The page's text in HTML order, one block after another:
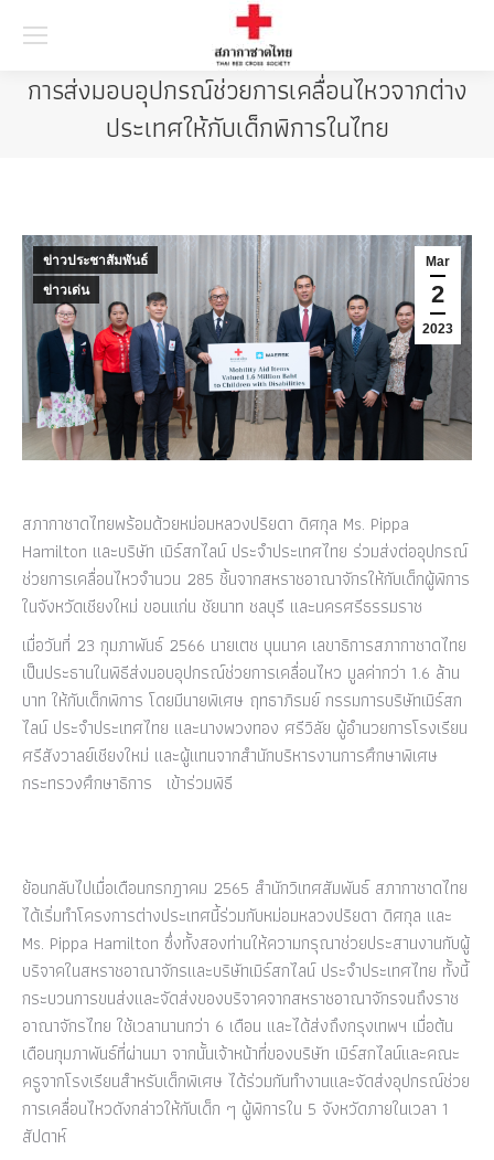
การส่งมอบอุปกรณ์ช่วยการเคลื่อนไหวจากต่าง
ประเทศให้กับเด็กพิการในไทย
Mar
2
2023
ข่าวประชาสัมพันธ์
ข่าวเด่น
สภากาชาดไทยพร้อมด้วยหม่อมหลวงปริยดา ดิศกุล Ms. Pippa
Hamilton และบริษัท เมิร์สกไลน์ ประจำประเทศไทย ร่วมส่งต่ออุปกรณ์
ช่วยการเคลื่อนไหวจำนวน 285 ชิ้นจากสหราชอาณาจักรให้กับเด็กผู้พิการ
ในจังหวัดเชียงใหม่ ขอนแก่น ชัยนาท ชลบุรี และนครศรีธรรมราช
เมื่อวันที่ 23 กุมภาพันธ์ 2566 นายเตช บุนนาค เลขาธิการสภากาชาดไทย
เป็นประธานในพิธีส่งมอบอุปกรณ์ช่วยการเคลื่อนไหว มูลค่ากว่า 1.6 ล้าน
บาท ให้กับเด็กพิการ โดยมีนายพิเศษ ฤทธาภิรมย์ กรรมการบริษัทเมิร์สก
ไลน์ ประจำประเทศไทย และนางพวงทอง ศรีวิลัย ผู้อำนวยการโรงเรียน
ศรีสังวาลย์เชียงใหม่ และผู้แทนจากสำนักบริหารงานการศึกษาพิเศษ
กระทรวงศึกษาธิการ เข้าร่วมพิธี
ย้อนกลับไปเมื่อเดือนกรกฎาคม 2565 สำนักวิเทศสัมพันธ์ สภากาชาดไทย
ได้เริ่มทำโครงการต่างประเทศนี้ร่วมกับหม่อมหลวงปริยดา ดิศกุล และ
Ms. Pippa Hamilton ซึ่งทั้งสองท่านให้ความกรุณาช่วยประสานงานกับผู้
บริจาคในสหราชอาณาจักรและบริษัทเมิร์สกไลน์ ประจำประเทศไทย ทั้งนี้
กระบวนการขนส่งและจัดส่งของบริจาคจากสหราชอาณาจักรจนถึงราช
อาณาจักรไทย ใช้เวลานานกว่า 6 เดือน และได้ส่งถึงกรุงเทพฯ เมื่อต้น
เดือนกุมภาพันธ์ที่ผ่านมา จากนั้นเจ้าหน้าที่ของบริษัท เมิร์สกไลน์และคณะ
ครูจากโรงเรียนสำหรับเด็กพิเศษ ได้ร่วมกันทำงานและจัดส่งอุปกรณ์ช่วย
การเคลื่อนไหวดังกล่าวให้กับเด็ก ๆ ผู้พิการใน 5 จังหวัดภายในเวลา 1
สัปดาห์